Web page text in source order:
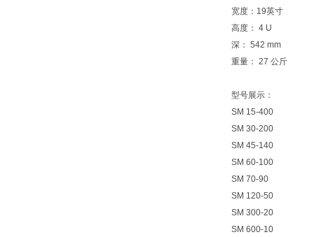
宽度：19英寸
高度： 4 U
深： 542 mm
重量： 27 公斤
型号展示：
SM 15-400
SM 30-200
SM 45-140
SM 60-100
SM 70-90
SM 120-50
SM 300-20
SM 600-10